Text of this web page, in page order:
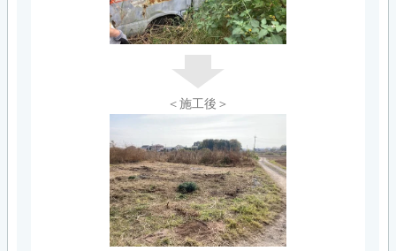
＜施工後＞